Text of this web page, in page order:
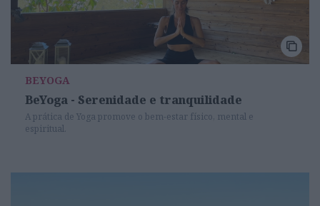
BEYOGA
BeYoga - Serenidade e tranquilidade
A prática de Yoga promove o bem-estar físico, mental e
espiritual.